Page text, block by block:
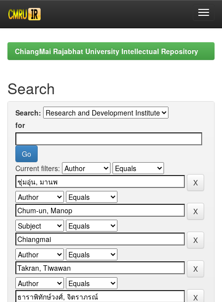
navigationChiangMai Rajabhat University Intellectual Repository
Search
Search:
for
Current filters: